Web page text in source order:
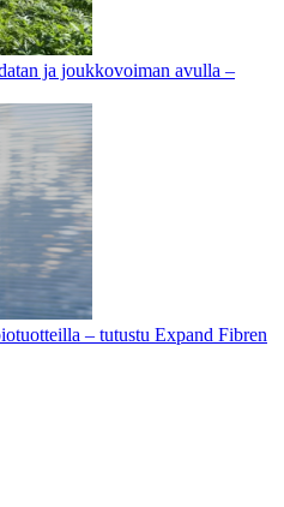
ja joukkovoiman avulla –
– tutustu Expand Fibren